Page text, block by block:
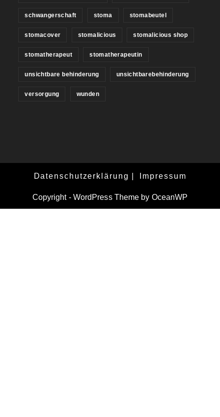
schwangerschaft stoma stomabeutel
stomacover stomalicious stomalicious shop
stomatherapeut stomatherapeutin
unsichtbare behinderung unsichtbarebehinderung
versorgung wunden
Datenschutzerklärung Impressum
Copyright - WordPress Theme by OceanWP